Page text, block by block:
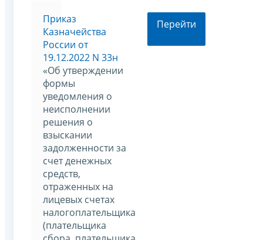
Приказ
Казначейства
России от
19.12.2022 N 33н
«Об утверждении
формы
уведомления о
неисполнении
решения о
взыскании
задолженности за
счет денежных
средств,
отраженных на
лицевых счетах
налогоплательщика
(плательщика
Перейти